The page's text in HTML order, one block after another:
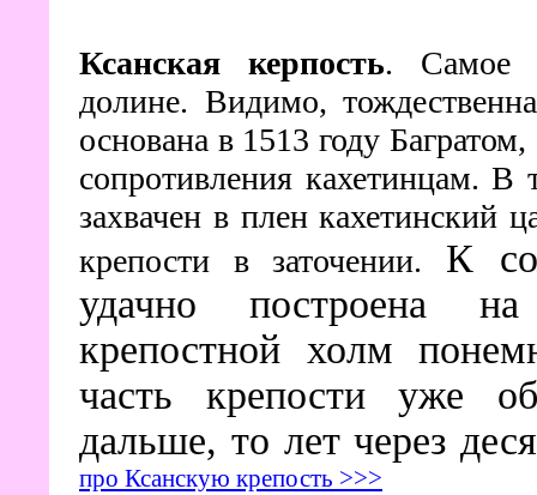
Ксанская керпость. Самое
долине. Видимо,
основана в 1513 году
сопротивления кахетинцам.
захвачен в плен кахетинский
крепости в заточении. К
удачно построена на
крепостной холм
часть крепости уже
дальше, то лет через
про Ксанскую крепость >>>